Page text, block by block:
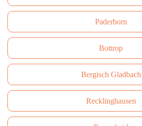
Paderborn
Bottrop
Bergisch Gladbach
Recklinghausen